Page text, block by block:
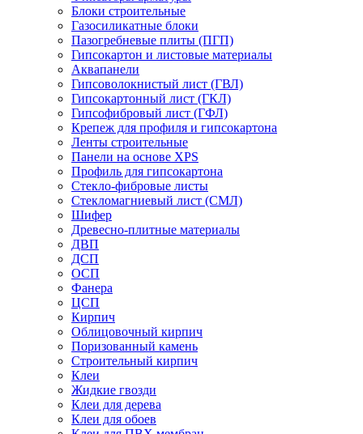
Блоки строительные
Газосиликатные блоки
Пазогребневые плиты (ПГП)
Гипсокартон и листовые материалы
Аквапанели
Гипсоволокнистый лист (ГВЛ)
Гипсокартонный лист (ГКЛ)
Гипсофибровый лист (ГФЛ)
Крепеж для профиля и гипсокартона
Ленты строительные
Панели на основе XPS
Профиль для гипсокартона
Стекло-фибровые листы
Стекломагниевый лист (СМЛ)
Шифер
Древесно-плитные материалы
ДВП
ДСП
ОСП
Фанера
ЦСП
Кирпич
Облицовочный кирпич
Поризованный камень
Строительный кирпич
Клеи
Жидкие гвозди
Клеи для дерева
Клеи для обоев